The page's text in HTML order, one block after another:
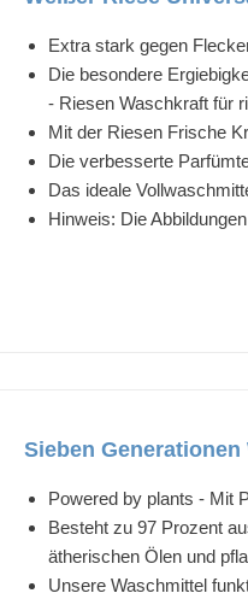
Extra stark gegen
Die besondere
- Riesen Waschkraft für
Mit der Riesen Frische
Die verbesserte
Das ideale
Hinweis: Die
Sieben
Powered by plants - Mit
Besteht zu 97 Prozent
ätherischen Ölen und
Unsere Waschmittel